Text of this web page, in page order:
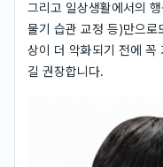
그리고 일상생활에서의
물기 습관 교정 등)만으로
상이 더 악화되기 전에 꼭
길 권장합니다.